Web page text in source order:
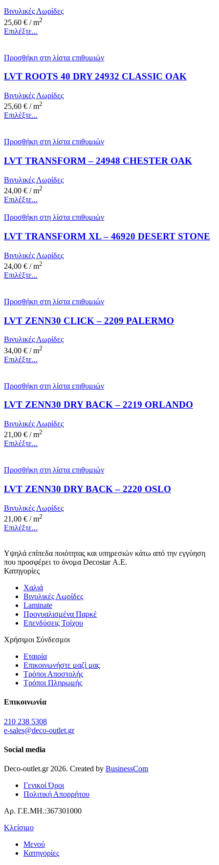
Βινυλικές Λωρίδες
25,60 € / m2
Επιλέξτε...
Προσθήκη στη λίστα επιθυμιών
LVT ROOTS 40 DRY 24932 CLASSIC OAK
Βινυλικές Λωρίδες
25,60 € / m2
Επιλέξτε...
Προσθήκη στη λίστα επιθυμιών
LVT TRANSFORM – 24948 CHESTER OAK
Βινυλικές Λωρίδες
24,00 € / m2
Επιλέξτε...
Προσθήκη στη λίστα επιθυμιών
LVT TRANSFORM XL – 46920 DESERT STONE
Βινυλικές Λωρίδες
24,00 € / m2
Επιλέξτε...
Προσθήκη στη λίστα επιθυμιών
LVT ZENN30 CLICK – 2209 PALERMO
Βινυλικές Λωρίδες
34,00 € / m2
Επιλέξτε...
Προσθήκη στη λίστα επιθυμιών
LVT ZENN30 DRY BACK – 2219 ORLANDO
Βινυλικές Λωρίδες
21,00 € / m2
Επιλέξτε...
Προσθήκη στη λίστα επιθυμιών
LVT ZENN30 DRY BACK – 2220 OSLO
Βινυλικές Λωρίδες
21,00 € / m2
Επιλέξτε...
Υψηλά επίπεδα ποιότητας και υπηρεσιών κάτω από την εγγύηση
που προσφέρει το όνομα Decostar Α.Ε.
Κατηγορίες
Χαλιά
Βινυλικές Λωρίδες
Laminate
Προγυαλισμένα Παρκέ
Επενδύσεις Τοίχου
Χρήσιμοι Σύνδεσμοι
Εταιρία
Επικοινωνήστε μαζί μας
Τρόποι Αποστολής
Τρόποι Πληρωμής
Επικοινωνία
210 238 5308
e-sales@deco-outlet.gr
Social media
Deco-outlet.gr 2026. Created by BusinessCom
Γενικοί Όροι
Πολιτική Απορρήτου
Αρ. Γ.Ε.ΜΗ.:367301000
Κλείσιμο
Μενού
Κατηγορίες